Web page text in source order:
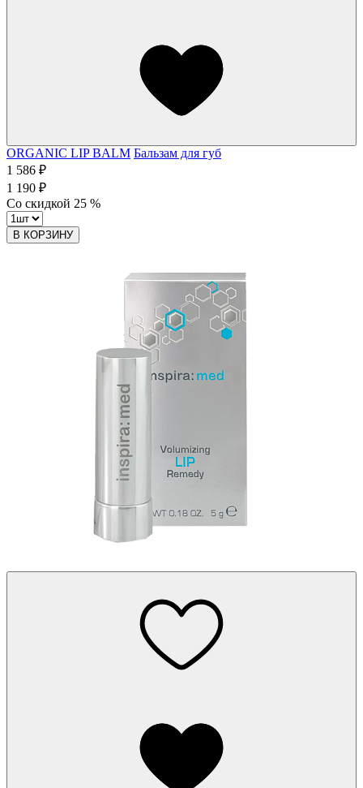
ORGANIC LIP BALM Бальзам для губ
1 586 ₽
1 190 ₽
Со скидкой 25 %
В КОРЗИНУ